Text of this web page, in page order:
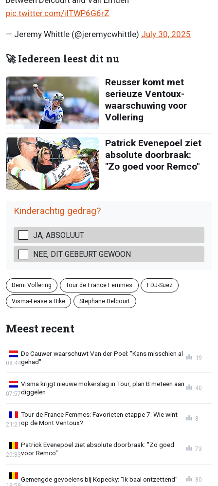
pic.twitter.com/iITWP6G6rZ
— Jeremy Whittle (@jeremycwhittle) July 30, 2025
🚀 Iedereen leest dit nu
Reusser komt met
serieuze Ventoux-
waarschuwing voor
Vollering
Patrick Evenepoel ziet
absolute doorbraak:
"Zo goed voor Remco"
Kinderachtig gedrag?
JA, ABSOLUUT
NEE, DIT GEBEURT GEWOON
Demi Vollering Tour de France Femmes FDJ-Suez
Visma-Lease a Bike Stephane Delcourt
Meest recent
De Cauwer waarschuwt Van der Poel: "Kans misschien al
gehad"
08:44
19
Visma krijgt nieuwe mokerslag in Tour, plan B meteen aan
diggelen
07:57
40
Tour de France Femmes: Favorieten etappe 7: Wie wint
op de Mont Ventoux?
21:21
8
Patrick Evenepoel ziet absolute doorbraak: "Zo goed
voor Remco"
20:33
73
Gemengde gevoelens bij Kopecky: "Ik baal ontzettend" 80